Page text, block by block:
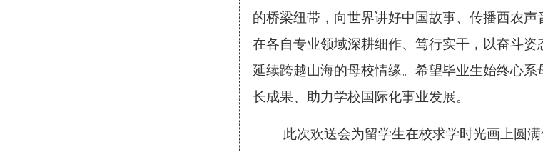
的桥梁纽带，向世界讲好中国故事、传播西农
在各自专业领域深耕细作、笃行实干，以奋斗
延续跨越山海的母校情缘。希望毕业生始终心
长成果、助力学校国际化事业发展。
此次欢送会为留学生在校求学时光画上圆